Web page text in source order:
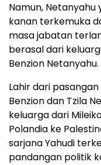
Namun,
kanan terkemuka
masa jabatan
berasal dari
Benzion Netanyahu.
Lahir dari
Benzion dan Tzila
keluarga dari
Polandia ke
sarjana Yahudi
pandangan politik